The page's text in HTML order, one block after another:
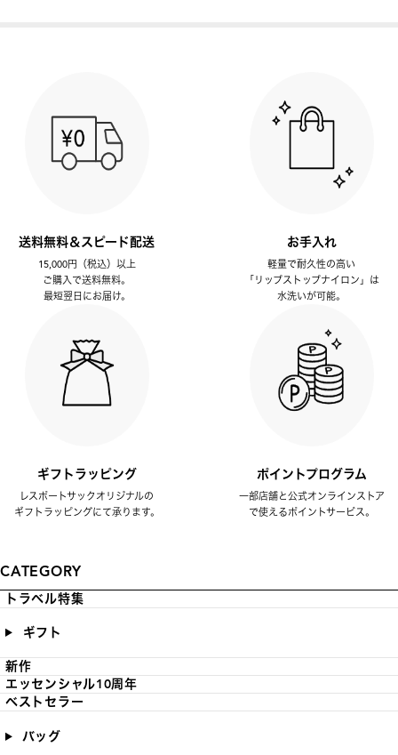
送料無料＆スピード配送
15,000円（税込）以上
ご購入で送料無料。
最短翌日にお届け。
お手入れ
軽量で耐久性の高い
「リップストップナイロン」は
水洗いが可能。
ギフトラッピング
レスポートサックオリジナルの
ギフトラッピングにて承ります。
ポイントプログラム
一部店舗と公式オンラインストア
で使えるポイントサービス。
CATEGORY
トラベル特集
ギフト
新作
エッセンシャル10周年
ベストセラー
バッグ